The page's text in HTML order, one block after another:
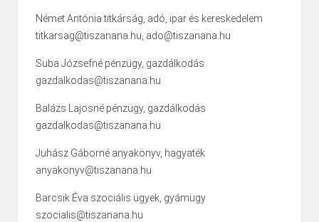
Német Antónia titkárság, adó, ipar és kereskedelem
titkarsag@tiszanana.hu, ado@tiszanana.hu
Suba Józsefné pénzügy, gazdálkodás
gazdalkodas@tiszanana.hu
Balázs Lajosné pénzügy, gazdálkodás
gazdalkodas@tiszanana.hu
Juhász Gáborné anyakönyv, hagyaték
anyakonyv@tiszanana.hu
Barcsik Éva szociális ügyek, gyámügy
szocialis@tiszanana.hu